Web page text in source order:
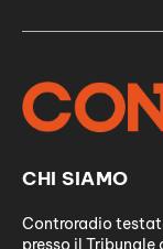
CHI SIAMO
Controradio
presso il